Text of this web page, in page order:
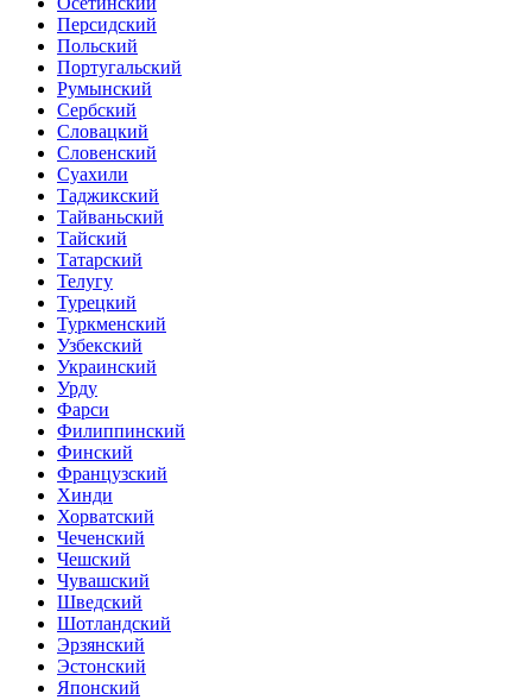
Персидский
Польский
Португальский
Румынский
Сербский
Словацкий
Словенский
Суахили
Таджикский
Тайваньский
Тайский
Татарский
Телугу
Турецкий
Туркменский
Узбекский
Украинский
Урду
Фарси
Филиппинский
Финский
Французский
Хинди
Хорватский
Чеченский
Чешский
Чувашский
Шведский
Шотландский
Эрзянский
Эстонский
Японский